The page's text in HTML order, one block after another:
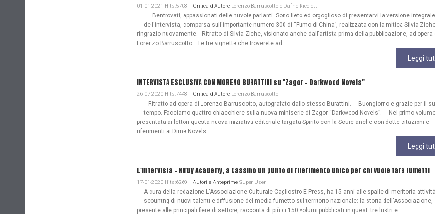
01-01-2021 Hits:5708 Critica d'AutoreLorenzo Barruscotto e Dafne Riccietti
Bentrovati, appassionati delle nuvole parlanti. Sono lieto ed orgoglioso di presentarvi la versione integrale
dell'intervista, comparsa sull'importante numero 300 di “Fumo di China”, realizzata con la mitica Silvia
ringrazio nuovamente. Ritratto di Silvia Ziche, visionato anche dall'artista prima della pubblicazione, ad opera
Lorenzo Barruscotto. Le tre vignette che troverete ad...
Leggi
INTERVISTA ESCLUSIVA CON MORENO BURATTINI su "Zagor - Darkwood Novels"
26-07-2020 Hits:7448 Critica d'AutoreLorenzo Barruscotto
Ritratto ad opera di Lorenzo Barruscotto, autografato dallo stesso Burattini. Buongiorno e grazie per il
tempo. Facciamo quattro chiacchiere sulla nuova miniserie di Zagor “Darkwood Novels”. - Nel primo
presentata ai lettori questa nuova iniziativa editoriale targata Spirito con la Scure anche con dotte citazioni e
riferimenti ai Dime Novels...
Leggi
L'Intervista - Kirby Academy, a Cassino un punto di riferimento unico per chi vuole fare fumetti
17-01-2020 Hits:6269 Autori e AnteprimeSuper User
A cura della redazione L'Associazione Culturale Cagliostro E-Press, ha 15 anni alle spalle di meritoria
scountng di nuovi talenti e diffusione del media fumetto sul territorio nazionale: la storia dell'Associazione,
presente alle principali fiere di settore, racconta di più di 150 volumi pubblicati in questi tre lustri e...